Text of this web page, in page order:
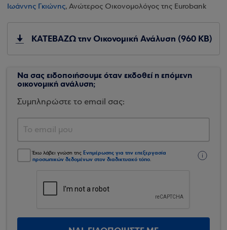
Ιωάννης Γκιώνης, Ανώτερος Οικονομολόγος της Eurobank
ΚΑΤΕΒΑΖΩ την Οικονομική Ανάλυση (960 KB)
Να σας ειδοποιήσουμε όταν εκδοθεί η επόμενη
οικονομική ανάλυση;
Συμπληρώστε το email σας:
Έχω λάβει γνώση της Ενημέρωσης για την επεξεργασία
προσωπικών δεδομένων στον διαδικτυακό τόπο.